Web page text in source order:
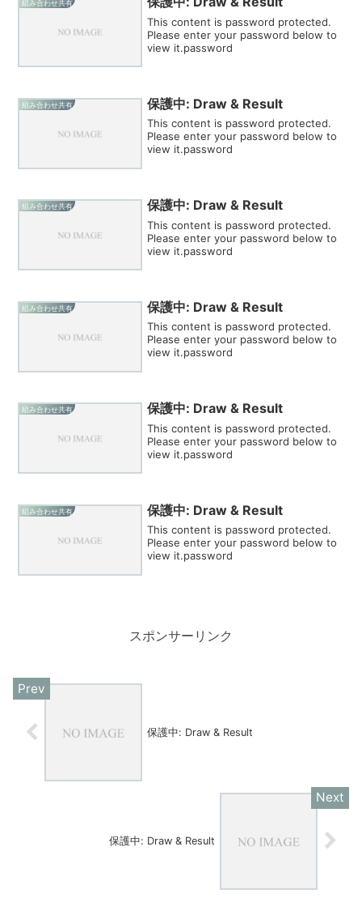
組み合わせ共有
This content is password protected.
Please enter your password below to
view it.password
組み合わせ共有 保護中: Draw & Result
This content is password protected.
Please enter your password below to
view it.password
組み合わせ共有 保護中: Draw & Result
This content is password protected.
Please enter your password below to
view it.password
組み合わせ共有 保護中: Draw & Result
This content is password protected.
Please enter your password below to
view it.password
組み合わせ共有 保護中: Draw & Result
This content is password protected.
Please enter your password below to
view it.password
組み合わせ共有 保護中: Draw & Result
This content is password protected.
Please enter your password below to
view it.password
スポンサーリンク
保護中: Draw & Result
保護中: Draw & Result